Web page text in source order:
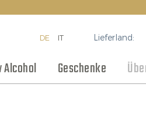
DE IT Lieferland:
Alcohol Geschenke